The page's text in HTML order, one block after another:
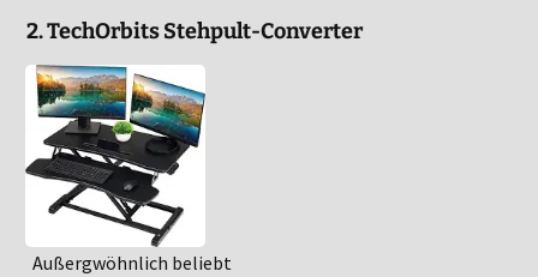
2. TechOrbits Stehpult-Converter
Außergwöhnlich beliebt